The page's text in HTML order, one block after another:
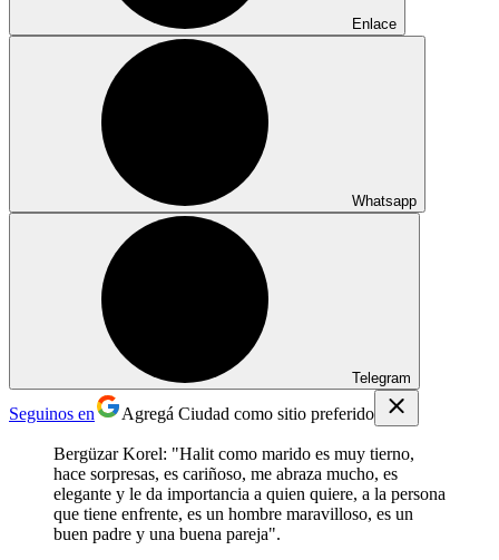
Enlace
Whatsapp
Telegram
Seguinos en Agregá Ciudad como sitio preferido
Bergüzar Korel: "Halit como marido es muy tierno,
hace sorpresas, es cariñoso, me abraza mucho, es
elegante y le da importancia a quien quiere, a la persona
que tiene enfrente, es un hombre maravilloso, es un
buen padre y una buena pareja".